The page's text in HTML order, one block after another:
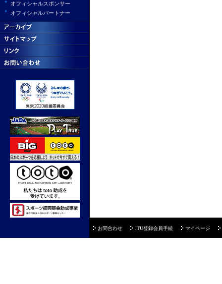
オフィシャルスポンサー
オフィシャルパートナー
お問合わせ JTU登録会員手続 マイページ